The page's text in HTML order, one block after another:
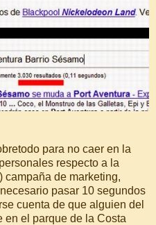
para no caer en la
respecto a la
campaña de marketing,
pasar 10 segundos
cuenta de que alguien del
en el parque de la Costa